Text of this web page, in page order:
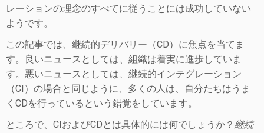
レーションの理念のすべてに従うことには成功していない
ようです。
この記事では、継続的デリバリー（CD）に焦点を当てま
す。
良いニュースとしては、組織は着実に進歩していま
す。 悪いニュースとしては、継続的インテグレーション
（CI）の場合と同じように、多くの人は、自分たちはうま
くCDを行っているという錯覚をしています。
ところで、CIおよびCDとは具体的には何でしょうか？ 継続